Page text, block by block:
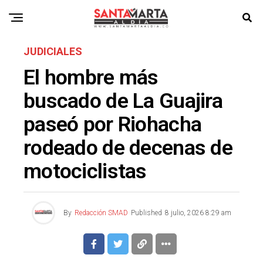
JUDICIALES
El hombre más
buscado de La Guajira
paseó por Riohacha
rodeado de decenas de
motociclistas
By Redacción SMAD Published 8 julio, 2026 8:29 am